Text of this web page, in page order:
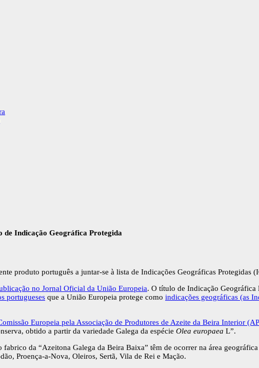
de Indicação Geográfica Protegida
produto português a juntar-se à lista de Indicações Geográficas
no Jornal Oficial da União Europeia. O título de Indicação Geográfica
portugueses que a União Europeia protege como indicações geográficas (as
Europeia pela Associação de Produtores de Azeite da Beira Interior
obtido a partir da variedade Galega da espécie Olea europaea L”.
fabrico da “Azeitona Galega da Beira Baixa” têm de ocorrer na área
Proença-a-Nova, Oleiros, Sertã, Vila de Rei e Mação.